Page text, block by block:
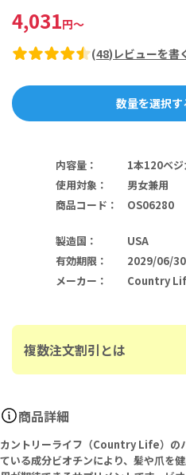
4,031円～
(48) レビューを書
数量を選択す
内容量 ：
1本120ベ
使用対象 ：
男女兼用
商品コード ： OS06280
製造国 ：
USA
有効期限 ：
2029/06/30
メーカー ： Country
複数注文割引とは
商品詳細
カントリーライフ（Country Life）の
ている成分ビオチンにより、髪や爪を